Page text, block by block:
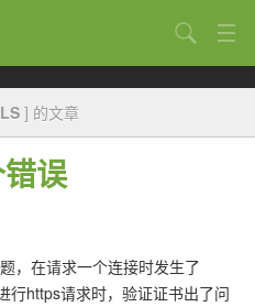
搜索
] 的文章
误
，在请求一个连接时发生了
行https请求时，验证证书出了问